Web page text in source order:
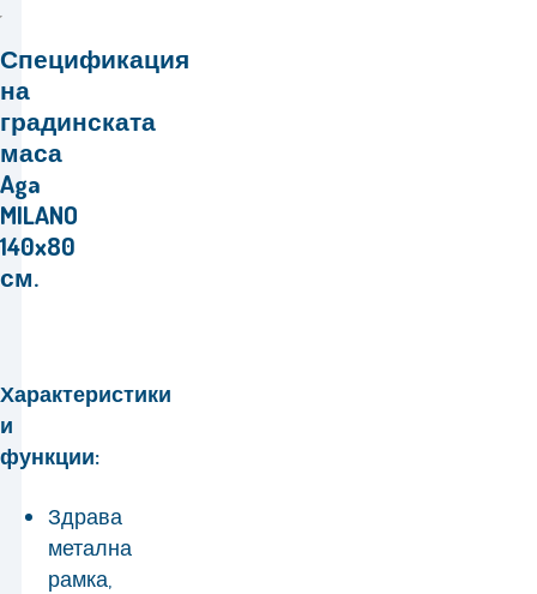
Спецификация
на
градинската
маса
Aga
MILANO
140x80
см.
Характеристики
и
функции:
Здрава
метална
рамка,